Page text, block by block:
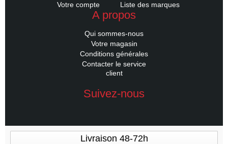
Votre compte
Liste des marques
A propos
Qui sommes-nous
Votre magasin
Conditions générales
Contacter le service
client
Suivez-nous
Livraison 48-72h